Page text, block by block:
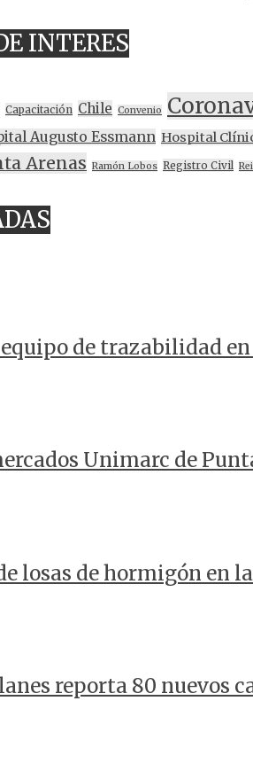
INTERES
Capacitación Chile Convenio
Augusto Essmann Hospital
Arenas Ramón Lobos Registro Civil
de trazabilidad
Unimarc de
losas de hormigón en
reporta 80 nuevos